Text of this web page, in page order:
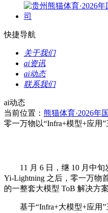
快捷导航
关于我们
ai资讯
ai动态
联系我们
ai动态
当前位置： 熊猫体育·2026年
零一万物以“Infra+模型+应用
11 月 6 日，继 10 月中旬
Yi-Lightning 之后，零一万物
的一整套大模型 ToB 解决方案
基于“Infra+大模型+应用”